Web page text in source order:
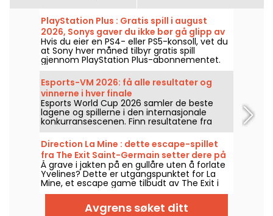
PlayStation Plus : Gratis spill i august
2026, Sonys gaver du ikke bør gå glipp av
Hvis du eier en PS4- eller PS5-konsoll, vet du
at Sony hver måned tilbyr gratis spill
gjennom PlayStation Plus-abonnementet.
Så hvilke spill er gratis i august 2026? Ta en
titt på månedens utvalg.
Esports-VM 2026: få alle resultater og
vinnerne i hver finale
Esports World Cup 2026 samler de beste
lagene og spillerne i den internasjonale
konkurransescenen. Finn resultatene fra
finalene, poengene, vinnerne av hver
turnering og kalenderen for de neste
kampene.
Direction La Mine : dette escape-spillet
fra The Exit Saint-Germain setter dere på
sporet av en glemt skatt
Å grave i jakten på en gullåre uten å forlate
Yvelines? Dette er utgangspunktet for La
Mine, et escape game tilbudt av The Exit i
Saint-Germain-en-Laye, hvor laget ditt drar
ut for å utforske en gammel gruve.
Avgrens søket ditt